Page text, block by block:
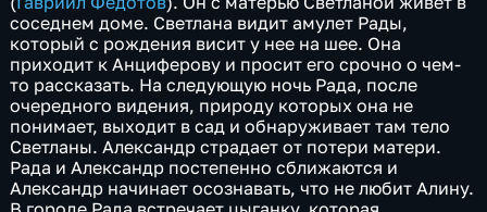
соседнем доме. Светлана видит амулет Рады,
который с рождения висит у нее на шее. Она
приходит к Анциферову и просит его срочно о чем-
то рассказать. На следующую ночь Рада, после
очередного видения, природу которых она не
понимает, выходит в сад и обнаруживает там тело
Светланы. Александр страдает от потери матери.
Рада и Александр постепенно сближаются и
Александр начинает осознавать, что не любит Алину.